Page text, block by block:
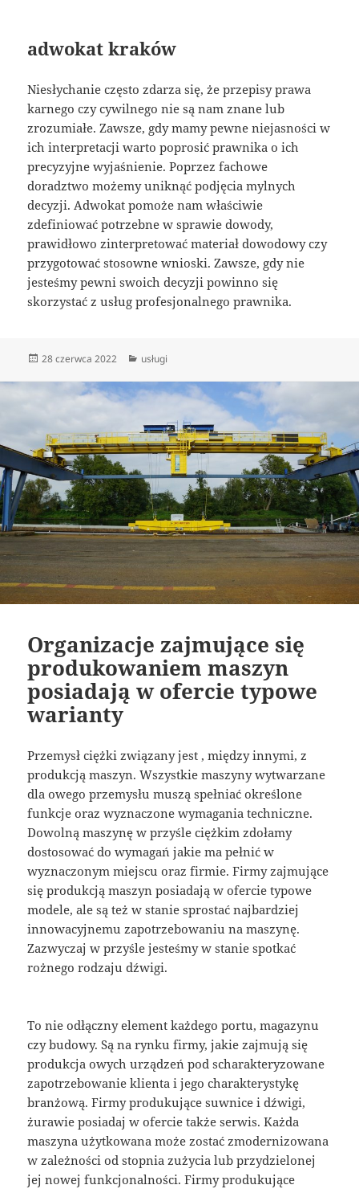
adwokat kraków
Niesłychanie często zdarza się, że przepisy prawa
karnego czy cywilnego nie są nam znane lub
zrozumiałe. Zawsze, gdy mamy pewne niejasności w
ich interpretacji warto poprosić prawnika o ich
precyzyjne wyjaśnienie. Poprzez fachowe
doradztwo możemy uniknąć podjęcia mylnych
decyzji. Adwokat pomoże nam właściwie
zdefiniować potrzebne w sprawie dowody,
prawidłowo zinterpretować materiał dowodowy czy
przygotować stosowne wnioski. Zawsze, gdy nie
jesteśmy pewni swoich decyzji powinno się
skorzystać z usług profesjonalnego prawnika.
Data
28 czerwca 2022 Kategorie
usługi
Organizacje zajmujące się
produkowaniem maszyn
posiadają w ofercie typowe
warianty
Przemysł ciężki związany jest , między innymi, z
produkcją maszyn. Wszystkie maszyny wytwarzane
dla owego przemysłu muszą spełniać określone
funkcje oraz wyznaczone wymagania techniczne.
Dowolną maszynę w przyśle ciężkim zdołamy
dostosować do wymagań jakie ma pełnić w
wyznaczonym miejscu oraz firmie. Firmy zajmujące
się produkcją maszyn posiadają w ofercie typowe
modele, ale są też w stanie sprostać najbardziej
innowacyjnemu zapotrzebowaniu na maszynę.
Zazwyczaj w przyśle jesteśmy w stanie spotkać
rożnego rodzaju dźwigi.
To nie odłączny element każdego portu, magazynu
czy budowy. Są na rynku firmy, jakie zajmują się
produkcja owych urządzeń pod scharakteryzowane
zapotrzebowanie klienta i jego charakterystykę
branżową. Firmy produkujące suwnice i dźwigi,
żurawie posiadaj w ofercie także serwis. Każda
maszyna użytkowana może zostać zmodernizowana
w zależności od stopnia zużycia lub przydzielonej
jej nowej funkcjonalności. Firmy produkujące